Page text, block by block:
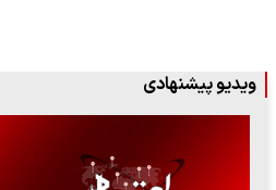
ویدیو پیشنهادی